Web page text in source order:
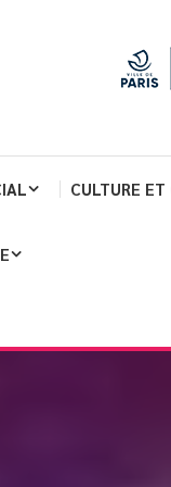
CULTURE